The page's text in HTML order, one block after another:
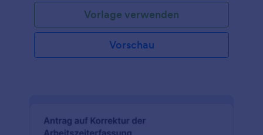
Vorlage verwenden
Vorschau